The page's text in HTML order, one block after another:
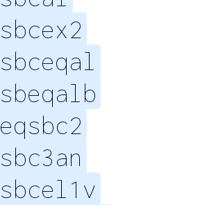
sbcex2
sbceqal
sbeqalb
eqsbc2
sbc3an
sbcel1v